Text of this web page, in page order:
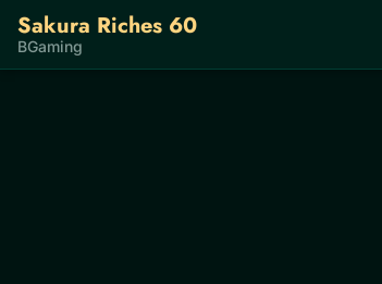
Sakura Riches 60
BGaming